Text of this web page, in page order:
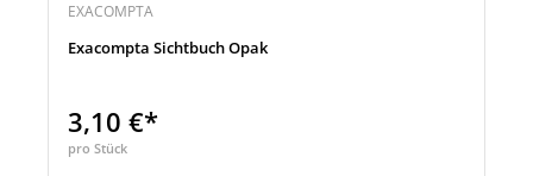
EXACOMPTA
Exacompta Sichtbuch Opak
3,10 €*
pro Stück